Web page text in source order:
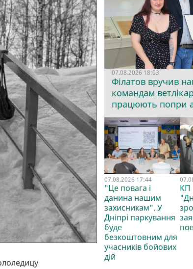
07.08.2026 18:03
Філатов вручив
командам
працюють попри
07.08.2026 17:44
"Це повага і
данина нашим
захисникам". У
Дніпрі паркування
буде
безкоштовним для
учасників бойових
дій
КП